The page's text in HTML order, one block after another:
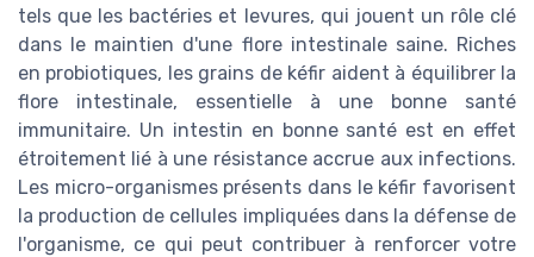
tels que les bactéries et levures, qui jouent un rôle clé
dans le maintien d'une flore intestinale saine. Riches
en probiotiques, les grains de kéfir aident à équilibrer la
flore intestinale, essentielle à une bonne santé
immunitaire. Un intestin en bonne santé est en effet
étroitement lié à une résistance accrue aux infections.
Les micro-organismes présents dans le kéfir favorisent
la production de cellules impliquées dans la défense de
l'organisme, ce qui peut contribuer à renforcer votre